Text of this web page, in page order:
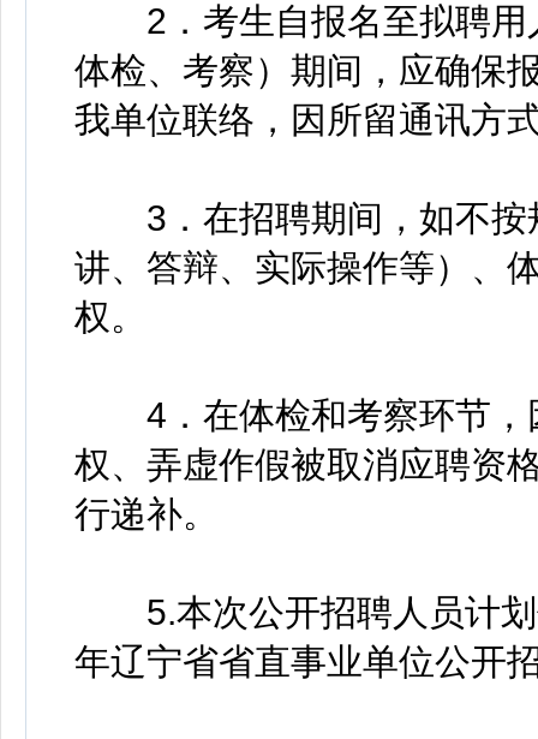
2．考生自报名至拟聘用
体检、考察）期间，应确保
我单位联络，因所留通讯方
3．在招聘期间，如不按
讲、答辩、实际操作等）、
权。
4．在体检和考察环节，
权、弄虚作假被取消应聘资
行递补。
5.本次公开招聘人员计划
年辽宁省省直事业单位公开